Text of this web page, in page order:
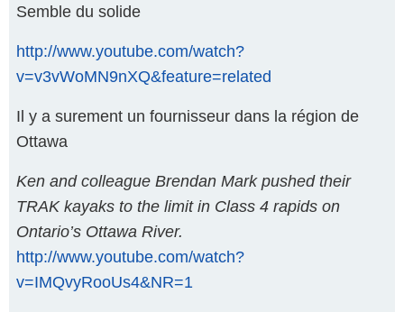
Semble du solide
http://www.youtube.com/watch?
v=v3vWoMN9nXQ&feature=related
Il y a surement un fournisseur dans la région de
Ottawa
Ken and colleague Brendan Mark pushed their
TRAK kayaks to the limit in Class 4 rapids on
Ontario’s Ottawa River.
http://www.youtube.com/watch?
v=IMQvyRooUs4&NR=1
icône